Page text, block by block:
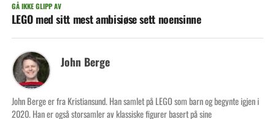
GÅ IKKE GLIPP AV
LEGO med sitt mest ambisiøse sett noensinne
John Berge
John Berge er fra Kristiansund. Han samlet på LEGO som barn og begynte igjen i
2020. Han er også storsamler av klassiske figurer basert på sine